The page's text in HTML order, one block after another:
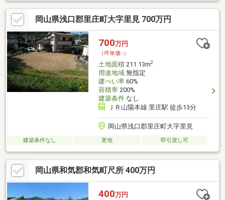
備HDスタッフへお気軽にお問い合わせください。
◆◆◆◆◆◆◆◆◆◆◆◆◆◆◆◆◆◆◆◆◆◆◆◆
岡山県浅口郡里庄町大字里見 700万円
700万円
（坪単価:-）
土地面積211.13m2
用途地域無指定
建ぺい率60%
容積率200%
建築条件なし
ＪＲ山陽本線 里庄駅 徒歩13分
岡山県浅口郡里庄町大字里見
建築条件なし 更地 即引渡し可
岡山県和気郡和気町尺所 400万円
400万円